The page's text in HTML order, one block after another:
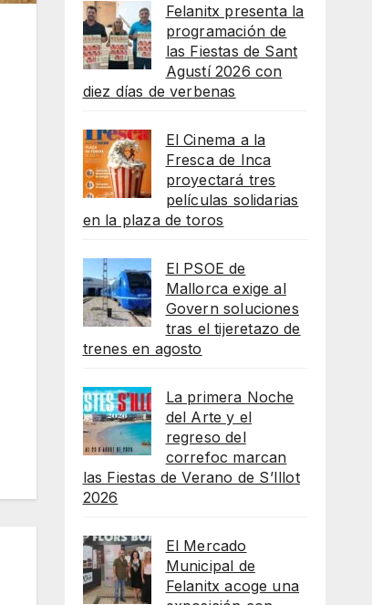
Felanitx presenta la
programación de
las Fiestas de Sant
Agustí 2026 con
diez días de verbenas
El Cinema a la
Fresca de Inca
proyectará tres
películas solidarias
en la plaza de toros
El PSOE de
Mallorca exige al
Govern soluciones
tras el tijeretazo de
trenes en agosto
La primera Noche
del Arte y el
regreso del
correfoc marcan
las Fiestas de Verano de S’Illot
2026
El Mercado
Municipal de
Felanitx acoge una